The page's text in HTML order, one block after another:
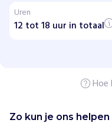
n
g
o
Uren
12 tot 18 uur in totaal
Zo kun je ons helpen